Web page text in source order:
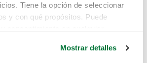
Tiene la opción de seleccionar
y con qué propósitos. Puede
Mostrar detalles
el coche que estás
de estos enlaces: